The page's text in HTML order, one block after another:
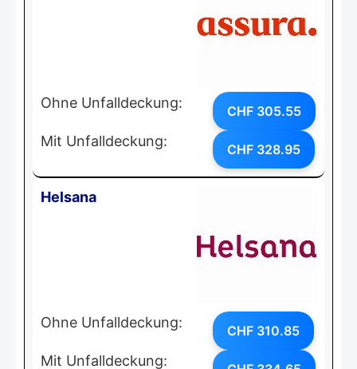
Ohne Unfalldeckung: CHF 305.55
Mit Unfalldeckung: CHF 328.95
Helsana
Ohne Unfalldeckung: CHF 310.85
Mit Unfalldeckung: